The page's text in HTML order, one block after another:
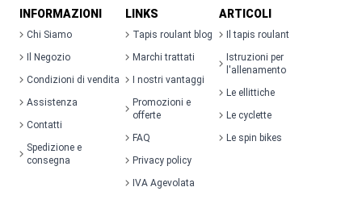
INFORMAZIONI
Chi Siamo
Il Negozio
Condizioni di vendita
Assistenza
Contatti
Spedizione e
consegna
LINKS
Tapis roulant blog
Marchi trattati
I nostri vantaggi
Promozioni e
offerte
FAQ
Privacy policy
IVA Agevolata
ARTICOLI
Il tapis roulant
Istruzioni per
l'allenamento
Le ellittiche
Le cyclette
Le spin bikes